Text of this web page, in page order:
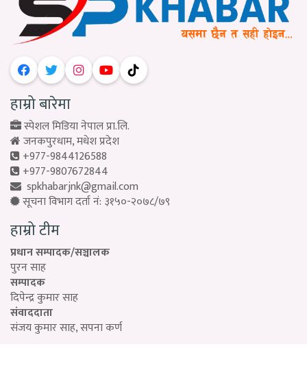
हाम्रो बारेमा
स्पेशल मिडिया नेपाल प्रा.लि.
जनकपुरधाम, मधेश प्रदेश
+977-9844126588
+977-9807672844
spkhabarjnk@gmail.com
सूचना विभाग दर्ता नं: ३१५०-२०७८/७९
हाम्रो टीम
प्रधान सम्पादक/सञ्चालक
पुरन साह
सम्पादक
दिपेन्द्र कुमार साह
संवाददाता
संजय कुमार साह, सपना कर्ण